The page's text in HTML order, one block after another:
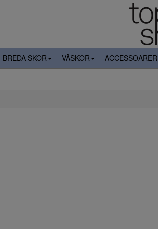
BREDA SKOR VÄSKOR ACCESSOARER